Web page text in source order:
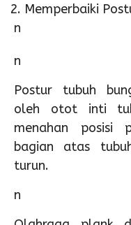
Memperbaiki
n
n
Postur tubuh
oleh otot inti
menahan posisi
bagian atas
turun.
n